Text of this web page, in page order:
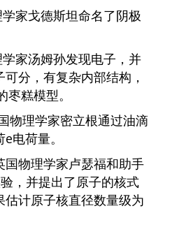
家戈德斯坦命名了阴极
家汤姆孙发现电子，并
分，有复杂内部结构，
糕模型。
物理学家密立根通过油滴
电荷量。
国物理学家卢瑟福和助手
，并提出了原子的核式
计原子核直径数量级为